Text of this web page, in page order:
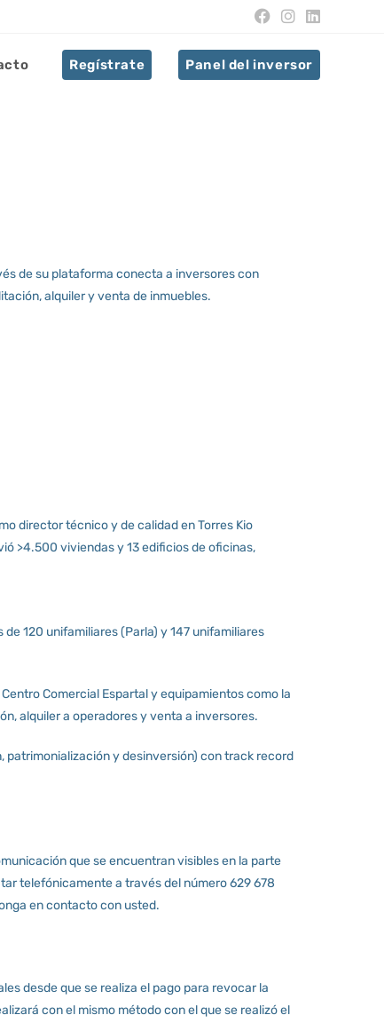
Regístrate Panel del inversor
de su plataforma conecta a inversores con
alquiler y venta de inmuebles.
director técnico y de calidad en Torres Kio
>4.500 viviendas y 13 edificios de oficinas,
120 unifamiliares (Parla) y 147 unifamiliares
Comercial Espartal y equipamientos como la
alquiler a operadores y venta a inversores.
patrimonialización y desinversión) con track record
que se encuentran visibles en la parte
telefónicamente a través del número 629 678
en contacto con usted.
desde que se realiza el pago para revocar la
con el mismo método con el que se realizó el